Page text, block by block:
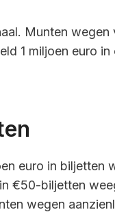
Munten
1 miljoen euro
euro in biljetten
€50-biljetten
wegen